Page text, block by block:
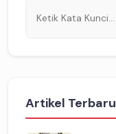
Artikel Terbaru